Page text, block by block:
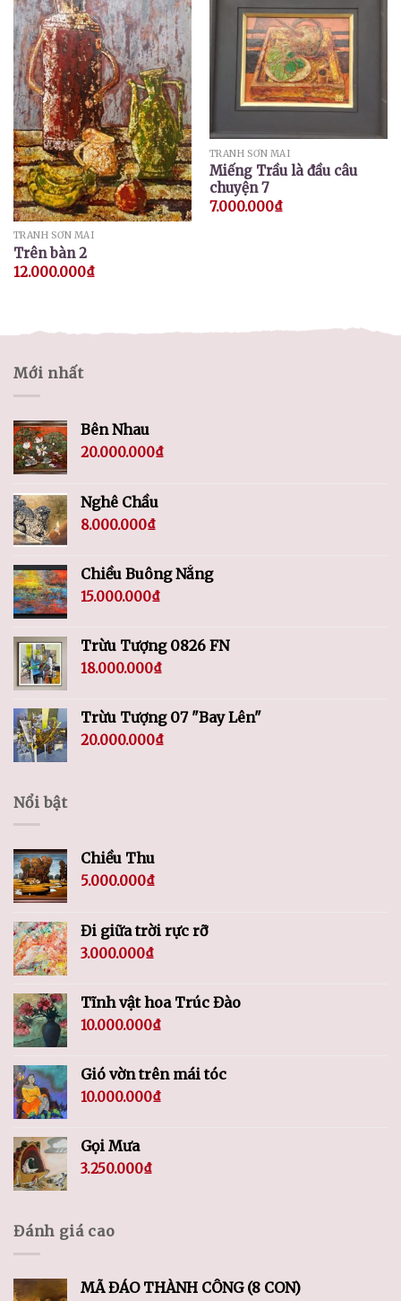
TRANH SƠN MÀI
Trên bàn 2
12.000.000₫
TRANH SƠN MÀI
Miếng Trầu là đầu câu
chuyện 7
7.000.000₫
Mới nhất
Bên Nhau
20.000.000₫
Nghê Chầu
8.000.000₫
Chiều Buông Nắng
15.000.000₫
Trừu Tượng 0826 FN
18.000.000₫
Trừu Tượng 07 "Bay Lên"
20.000.000₫
Nổi bật
Chiều Thu
5.000.000₫
Đi giữa trời rực rỡ
3.000.000₫
Tĩnh vật hoa Trúc Đào
10.000.000₫
Gió vờn trên mái tóc
10.000.000₫
Gọi Mưa
3.250.000₫
Đánh giá cao
MÃ ĐÁO THÀNH CÔNG (8 CON)